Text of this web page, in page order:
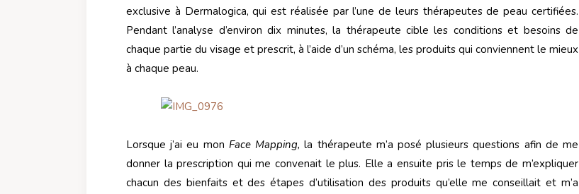
exclusive à Dermalogica, qui est réalisée par l’une de leurs thérapeutes de peau certifiées.
Pendant l’analyse d’environ dix minutes, la thérapeute cible les conditions et besoins de
chaque partie du visage et prescrit, à l’aide d’un schéma, les produits qui conviennent le mieux
à chaque peau.
Lorsque j’ai eu mon Face Mapping,la thérapeute m’a posé plusieurs questions afin de me
donner la prescription qui me convenait le plus. Elle a ensuite pris le temps de m’expliquer
chacun des bienfaits et des étapes d’utilisation des produits qu’elle me conseillait et m’a